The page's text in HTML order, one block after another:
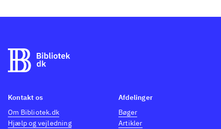
Kontakt os
Om Bibliotek.dk
Hjælp og vejledning
Afdelinger
Bøger
Artikler